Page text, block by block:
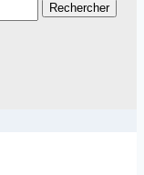
Rechercher